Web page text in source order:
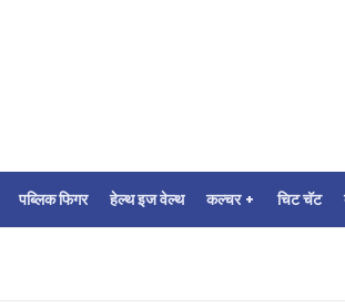
पब्लिक फिगर हेल्थ इज वेल्थ कल्चर + चिट चॅट